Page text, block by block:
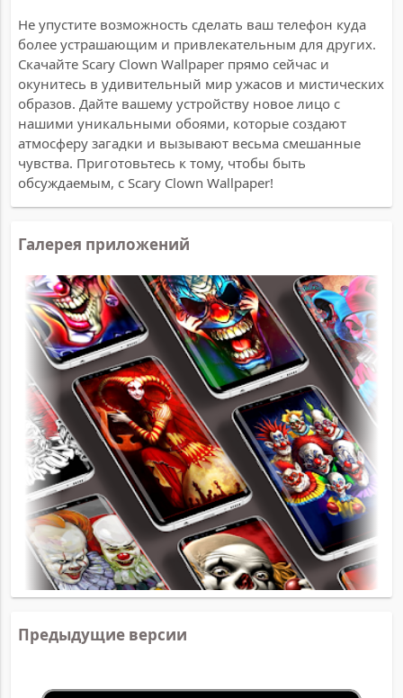
Не упустите возможность сделать ваш телефон куда
более устрашающим и привлекательным для других.
Скачайте Scary Clown Wallpaper прямо сейчас и
окунитесь в удивительный мир ужасов и мистических
образов. Дайте вашему устройству новое лицо с
нашими уникальными обоями, которые создают
атмосферу загадки и вызывают весьма смешанные
чувства. Приготовьтесь к тому, чтобы быть
обсуждаемым, с Scary Clown Wallpaper!
Галерея приложений
Предыдущие версии